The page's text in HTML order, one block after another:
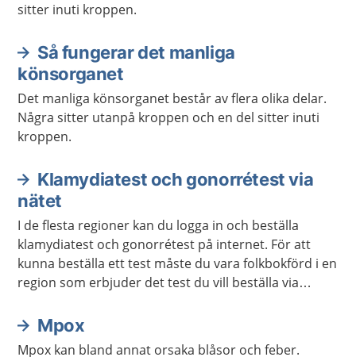
sitter inuti kroppen.
Så fungerar det manliga
könsorganet
Det manliga könsorganet består av flera olika delar.
Några sitter utanpå kroppen och en del sitter inuti
kroppen.
Klamydiatest och gonorrétest via
nätet
I de flesta regioner kan du logga in och beställa
klamydiatest och gonorrétest på internet. För att
kunna beställa ett test måste du vara folkbokförd i en
region som erbjuder det test du vill beställa via
än den du står skriven på.
Mpox
Mpox kan bland annat orsaka blåsor och feber.